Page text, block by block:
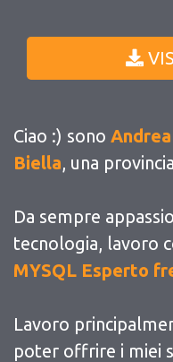
Ciao :) sono
Biella, una
Da sempre
tecnologia, lavoro
MYSQL Esperto
Lavoro
poter offrire i miei